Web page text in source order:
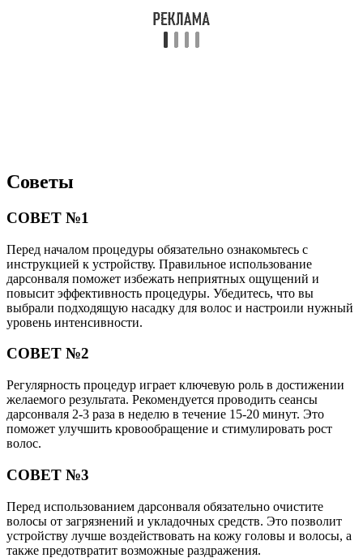
Советы
СОВЕТ №1
Перед началом процедуры обязательно ознакомьтесь с
инструкцией к устройству. Правильное использование
дарсонваля поможет избежать неприятных ощущений и
повысит эффективность процедуры. Убедитесь, что вы
выбрали подходящую насадку для волос и настроили нужный
уровень интенсивности.
СОВЕТ №2
Регулярность процедур играет ключевую роль в достижении
желаемого результата. Рекомендуется проводить сеансы
дарсонваля 2-3 раза в неделю в течение 15-20 минут. Это
поможет улучшить кровообращение и стимулировать рост
волос.
СОВЕТ №3
Перед использованием дарсонваля обязательно очистите
волосы от загрязнений и укладочных средств. Это позволит
устройству лучше воздействовать на кожу головы и волосы, а
также предотвратит возможные раздражения.